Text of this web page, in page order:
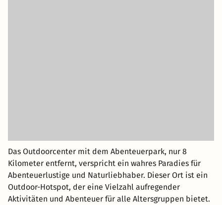
Das Outdoorcenter mit dem Abenteuerpark, nur 8
Kilometer entfernt, verspricht ein wahres Paradies für
Abenteuerlustige und Naturliebhaber. Dieser Ort ist ein
Outdoor-Hotspot, der eine Vielzahl aufregender
Aktivitäten und Abenteuer für alle Altersgruppen bietet.